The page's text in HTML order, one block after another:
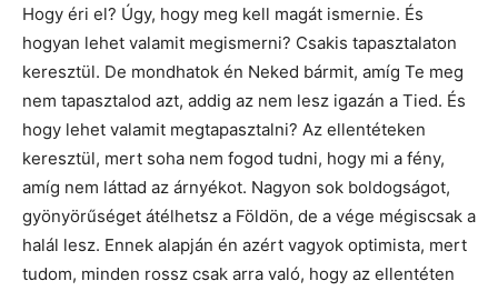
Hogy éri el? Úgy, hogy meg kell magát ismernie. És
hogyan lehet valamit megismerni? Csakis tapasztalaton
keresztül. De mondhatok én Neked bármit, amíg Te meg
nem tapasztalod azt, addig az nem lesz igazán a Tied. És
hogy lehet valamit megtapasztalni? Az ellentéteken
keresztül, mert soha nem fogod tudni, hogy mi a fény,
amíg nem láttad az árnyékot. Nagyon sok boldogságot,
gyönyörűséget átélhetsz a Földön, de a vége mégiscsak a
halál lesz. Ennek alapján én azért vagyok optimista, mert
tudom, minden rossz csak arra való, hogy az ellentéten